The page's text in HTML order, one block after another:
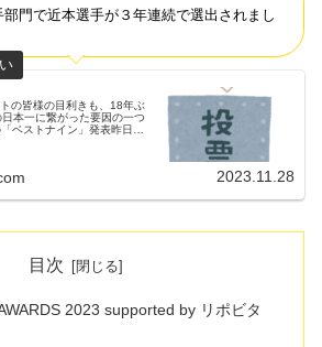
門で近本選手が３年連続で選出されまし
の皆様の目利きも、18年ぶ
本一に繋がった要因の一つ
ベストナイン」発表昨日
2023.11.28
目次
2023 supported by リポビタ